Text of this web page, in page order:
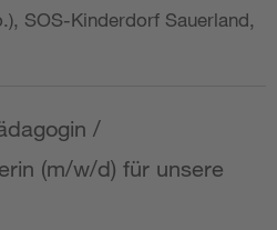
SOS-Kinderdorf Sauerland,
/
(m/w/d) für unsere